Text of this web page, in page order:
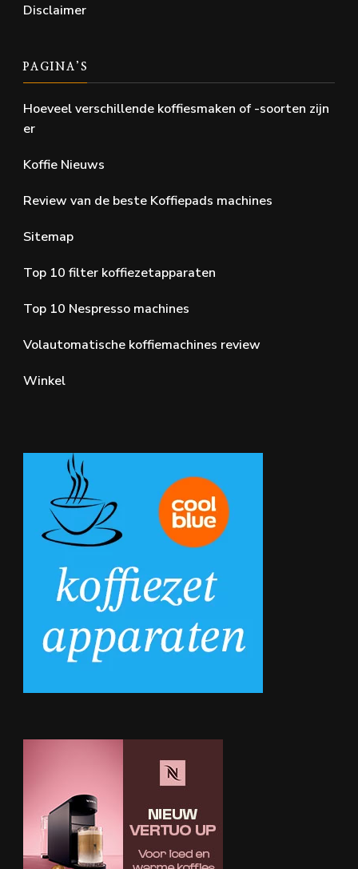
Disclaimer
PAGINA’S
Hoeveel verschillende koffiesmaken of -soorten zijn
er
Koffie Nieuws
Review van de beste Koffiepads machines
Sitemap
Top 10 filter koffiezetapparaten
Top 10 Nespresso machines
Volautomatische koffiemachines review
Winkel